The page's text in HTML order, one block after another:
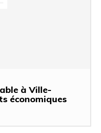
à Ville-
économiques